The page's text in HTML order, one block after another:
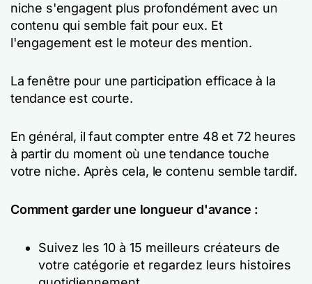
niche s'engagent plus profondément avec un
contenu qui semble fait pour eux. Et
l'engagement est le moteur des mention.
La fenêtre pour une participation efficace à la
tendance est courte.
En général, il faut compter entre 48 et 72 heures
à partir du moment où une tendance touche
votre niche. Après cela, le contenu semble tardif.
Comment garder une longueur d'avance :
Suivez les 10 à 15 meilleurs créateurs de
votre catégorie et regardez leurs histoires